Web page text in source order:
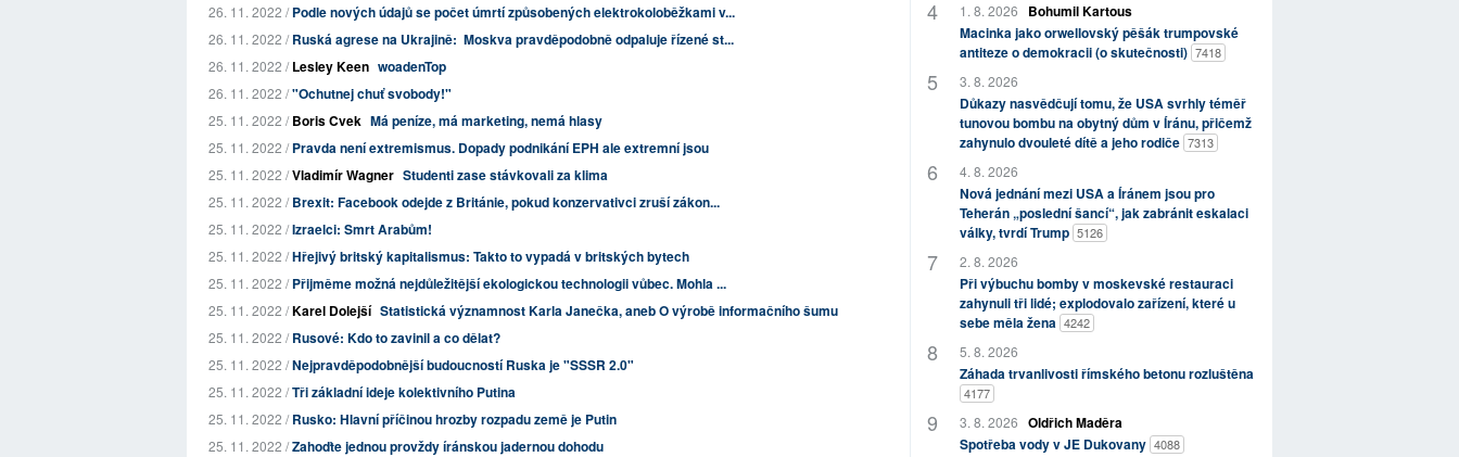
26. 11. 2022 /Podle nových údajů se počet úmrtí způsobených elektrokoloběžkami v...
26. 11. 2022 /Ruská agrese na Ukrajině: Moskva pravděpodobně odpaluje řízené st...
26. 11. 2022 /Lesley Keen woadenTop
26. 11. 2022 /"Ochutnej chuť svobody!"
25. 11. 2022 /Boris Cvek Má peníze, má marketing, nemá hlasy
25. 11. 2022 /Pravda není extremismus. Dopady podnikání EPH ale extremní jsou
25. 11. 2022 /Vladimír Wagner Studenti zase stávkovali za klima
25. 11. 2022 /Brexit: Facebook odejde z Británie, pokud konzervativci zruší zákon...
25. 11. 2022 /Izraelci: Smrt Arabům!
25. 11. 2022 /Hřejivý britský kapitalismus: Takto to vypadá v britských bytech
25. 11. 2022 /Přijměme možná nejdůležitější ekologickou technologii vůbec. Mohla ...
25. 11. 2022 /Karel Dolejší Statistická významnost Karla Janečka, aneb O výrobě informačního šumu
25. 11. 2022 /Rusové: Kdo to zavinil a co dělat?
25. 11. 2022 /Nejpravděpodobnější budoucností Ruska je "SSSR 2.0"
25. 11. 2022 /Tři základní ideje kolektivního Putina
25. 11. 2022 /Rusko: Hlavní příčinou hrozby rozpadu země je Putin
25. 11. 2022 /Zahoďte jednou provždy íránskou jadernou dohodu
1. 8. 2026
Bohumil Kartous
Macinka jako orwellovský pěšák trumpovské
antiteze o demokracii (o skutečnosti) 7418
3. 8. 2026
Důkazy nasvědčují tomu, že USA svrhly téměř
tunovou bombu na obytný dům v Íránu, přičemž
zahynulo dvouleté dítě a jeho rodiče 7313
4. 8. 2026
Nová jednání mezi USA a Íránem jsou pro
Teherán „poslední šancí“, jak zabránit eskalaci
války, tvrdí Trump 5126
2. 8. 2026
Při výbuchu bomby v moskevské restauraci
zahynuli tři lidé; explodovalo zařízení, které u
sebe měla žena 4242
5. 8. 2026
Záhada trvanlivosti římského betonu rozluštěna
4177
3. 8. 2026 Oldřich Maděra
Spotřeba vody v JE Dukovany 4088